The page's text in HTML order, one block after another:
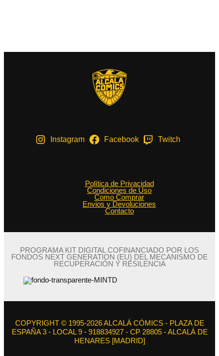
Instagram Facebook Twitch
Política de Privacidad
Condiciones de Uso
Como Comprar
Envios y Devoluciones
Contacto
PROGRAMA KIT DIGITAL COFINANCIADO POR LOS
FONDOS NEXT GENERATION (EU) DEL MECANISMO DE
RECUPERACIÓN Y RESILENCIA
COPYRIGHT © 1995-2026 ALCALÁ CÓMICS - PLAZA DE
ESPAÑA 3 - LOCAL 9 - 918834927 - CP 28805 - ALCALÁ DE
HENARES [MADRID]